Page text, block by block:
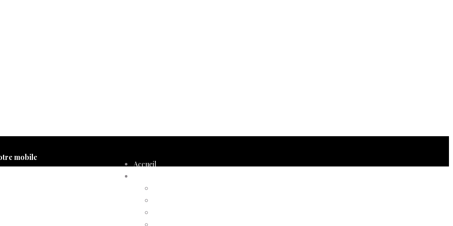
mobile
Accueil